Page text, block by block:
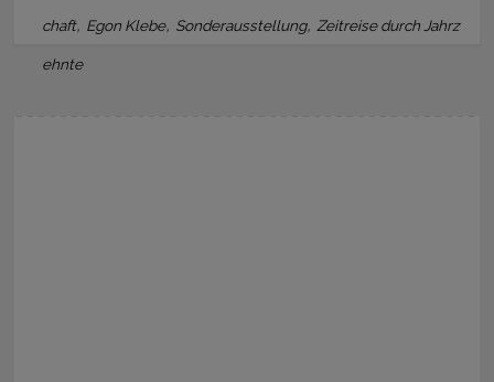
chaft, Egon Klebe, Sonderausstellung, Zeitreise durch Jahrz
ehnte